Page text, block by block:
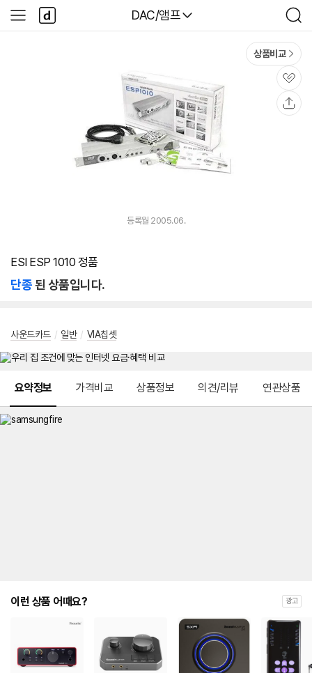
다나와
DAC/앰프
검
색
사
이
다
나
와
상품비교
관
심
등록월 2005.06.
ESI ESP 1010 정품
단종된 상품입니다.
사운드카드 / 일반 / VIA칩셋
요약정보 가격비교 상품정보 의견/리뷰 연관상품
이런 상품 어때요? 광고